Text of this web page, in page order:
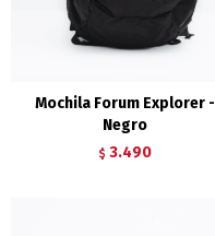
Mochila Forum Explorer -
Negro
$ 3.490